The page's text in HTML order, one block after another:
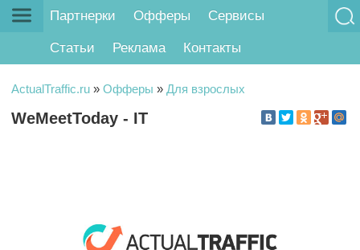
Партнерки Офферы Сервисы
Статьи Реклама Контакты
ActualTraffic.ru » Офферы » Для взрослых
WeMeetToday - IT